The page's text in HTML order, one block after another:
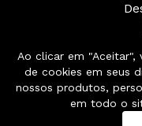
Política
© 2025 | Dylan BE
Ao clicar em "Aceitar",
de cookies em seus
nossos produtos,
em todo o